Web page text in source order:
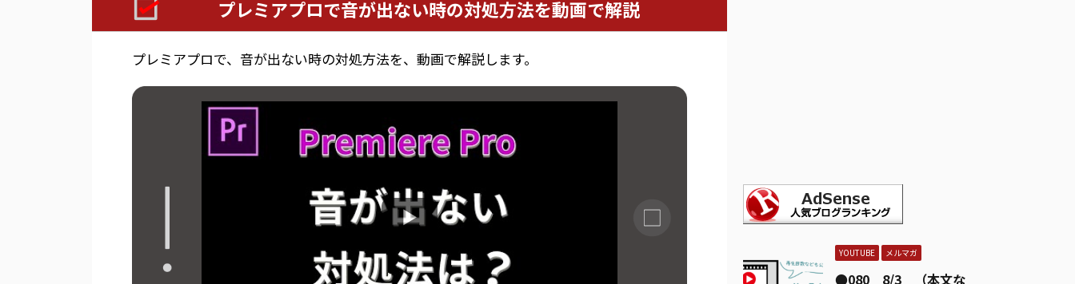
プレミアプロで音が出ない時の対処方法を動画で解説
プレミアプロで、音が出ない時の対処方法を、動画で解説します。
YOUTUBE メルマガ
●080 8/3 （本文な